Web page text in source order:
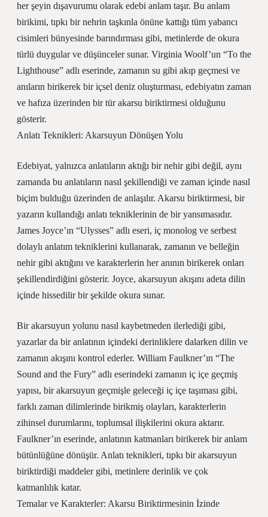
her şeyin dışavurumu olarak edebi anlam taşır. Bu anlam
birikimi, tıpkı bir nehrin taşkınla önüne kattığı tüm yabancı
cisimleri bünyesinde barındırması gibi, metinlerde de okura
türlü duygular ve düşünceler sunar. Virginia Woolf’un “To the
Lighthouse” adlı eserinde, zamanın su gibi akıp geçmesi ve
anıların birikerek bir içsel deniz oluşturması, edebiyatın zaman
ve hafıza üzerinden bir tür akarsu biriktirmesi olduğunu
gösterir.
Anlatı Teknikleri: Akarsuyun Dönüşen Yolu
Edebiyat, yalnızca anlatıların aktığı bir nehir gibi değil, aynı
zamanda bu anlatıların nasıl şekillendiği ve zaman içinde nasıl
biçim bulduğu üzerinden de anlaşılır. Akarsu biriktirmesi, bir
yazarın kullandığı anlatı tekniklerinin de bir yansımasıdır.
James Joyce’ın “Ulysses” adlı eseri, iç monolog ve serbest
dolaylı anlatım tekniklerini kullanarak, zamanın ve belleğin
nehir gibi aktığını ve karakterlerin her anının birikerek onları
şekillendirdiğini gösterir. Joyce, akarsuyun akışını adeta dilin
içinde hissedilir bir şekilde okura sunar.
Bir akarsuyun yolunu nasıl kaybetmeden ilerlediği gibi,
yazarlar da bir anlatının içindeki derinliklere dalarken dilin ve
zamanın akışını kontrol ederler. William Faulkner’ın “The
Sound and the Fury” adlı eserindeki zamanın iç içe geçmiş
yapısı, bir akarsuyun geçmişle geleceği iç içe taşıması gibi,
farklı zaman dilimlerinde birikmiş olayları, karakterlerin
zihinsel durumlarını, toplumsal ilişkilerini okura aktarır.
Faulkner’ın eserinde, anlatının katmanları birikerek bir anlam
bütünlüğüne dönüşür. Anlatı teknikleri, tıpkı bir akarsuyun
biriktirdiği maddeler gibi, metinlere derinlik ve çok
katmanlılık katar.
Temalar ve Karakterler: Akarsu Biriktirmesinin İzinde